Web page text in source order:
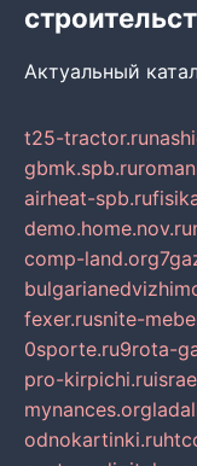
Актуальный
t25-tractor.ru
gbmk.spb.ru
airheat-spb.ru
demo.home.nov.ru
comp-land.org
fexer.rusnite-
0sporte.ru9rota-
pro-kirpichi.ru
mynances.org
odnokartinki.ru